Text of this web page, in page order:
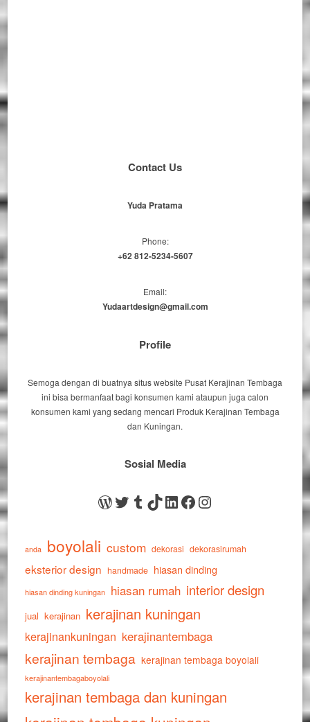
Contact Us
Yuda Pratama
Phone:
+62 812-5234-5607
Email:
Yudaartdesign@gmail.com
Profile
Semoga dengan di buatnya situs website Pusat Kerajinan Tembaga
ini bisa bermanfaat bagi konsumen kami ataupun juga calon
konsumen kami yang sedang mencari Produk Kerajinan Tembaga
dan Kuningan.
Sosial Media
WordPress
Twitter
Tumblr
TikTok
LinkedIn
Facebook
Instagram
anda boyolali custom dekorasi dekorasirumah
eksterior design handmade hiasan dinding
hiasan dinding kuningan hiasan rumah interior design
jual kerajinan kerajinan kuningan
kerajinankuningan kerajinantembaga
kerajinan tembaga kerajinan tembaga boyolali
kerajinantembagaboyolali
kerajinan tembaga dan kuningan